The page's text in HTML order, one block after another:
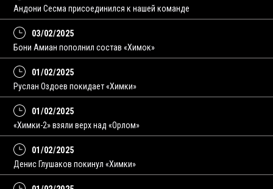
Андони Сесма присоединился к нашей команде
03/02/2025
Бони Амиан пополнил состав «Химок»
01/02/2025
Руслан Оздоев покидает «Химки»
01/02/2025
«Химки-2» взяли верх над «Орлом»
01/02/2025
Денис Глушаков покинул «Химки»